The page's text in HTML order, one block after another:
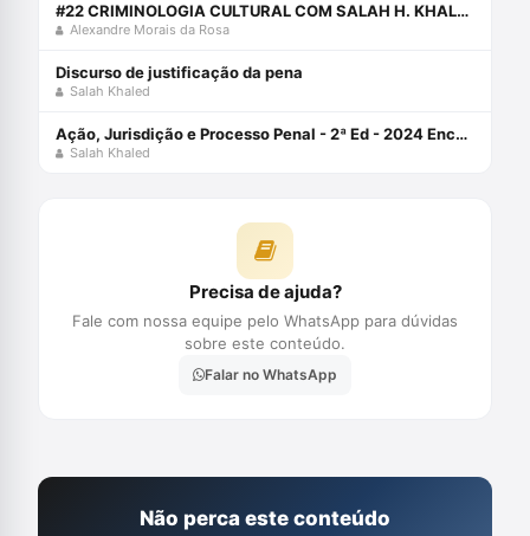
#22 CRIMINOLOGIA CULTURAL COM SALAH H. KHALED JR.
Alexandre Morais da Rosa
Discurso de justificação da pena
Salah Khaled
Ação, Jurisdição e Processo Penal - 2ª Ed - 2024 Encadernação de livro didático 27 fevereiro 2024
Salah Khaled
Precisa de ajuda?
Fale com nossa equipe pelo WhatsApp para dúvidas
sobre este conteúdo.
Falar no WhatsApp
Não perca este conteúdo